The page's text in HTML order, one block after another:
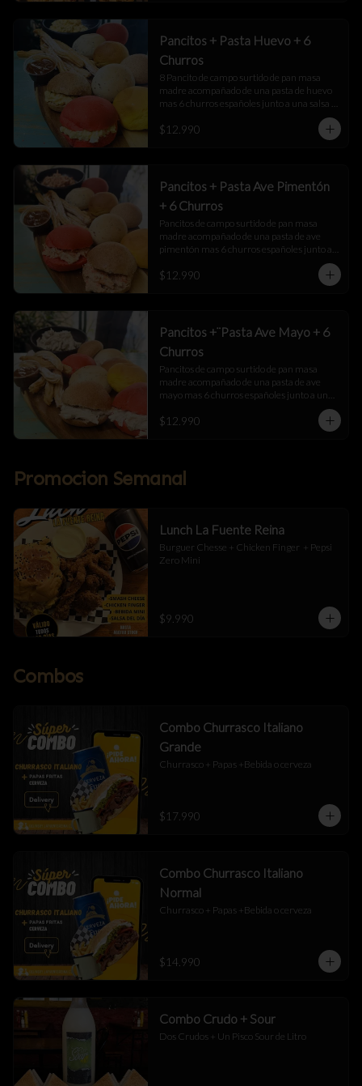
Pancitos + Pasta Huevo + 6
Churros
8 Pancito de campo surtido de pan masa
madre acompañado de una pasta de huevo
mas 6 churros españoles junto a una salsa
$12.990
Pancitos + Pasta Ave Pimentón
+ 6 Churros
Pancitos de campo surtido de pan masa
madre acompañado de una pasta de ave
pimentón mas 6 churros españoles junto a
$12.990
Pancitos +¨Pasta Ave Mayo + 6
Churros
Pancitos de campo surtido de pan masa
madre acompañado de una pasta de ave
mayo mas 6 churros españoles junto a una
$12.990
Promocion Semanal
Lunch La Fuente Reina
Burguer Chesse + Chicken Finger  + Pepsi
Zero Mini
$9.990
Combos
Combo Churrasco Italiano
Grande
Churrasco + Papas +Bebida o cerveza
$17.990
Combo Churrasco Italiano
Normal
Churrasco + Papas +Bebida o cerveza
$14.990
Combo Crudo + Sour
Dos Crudos + Un Pisco Sour de Litro